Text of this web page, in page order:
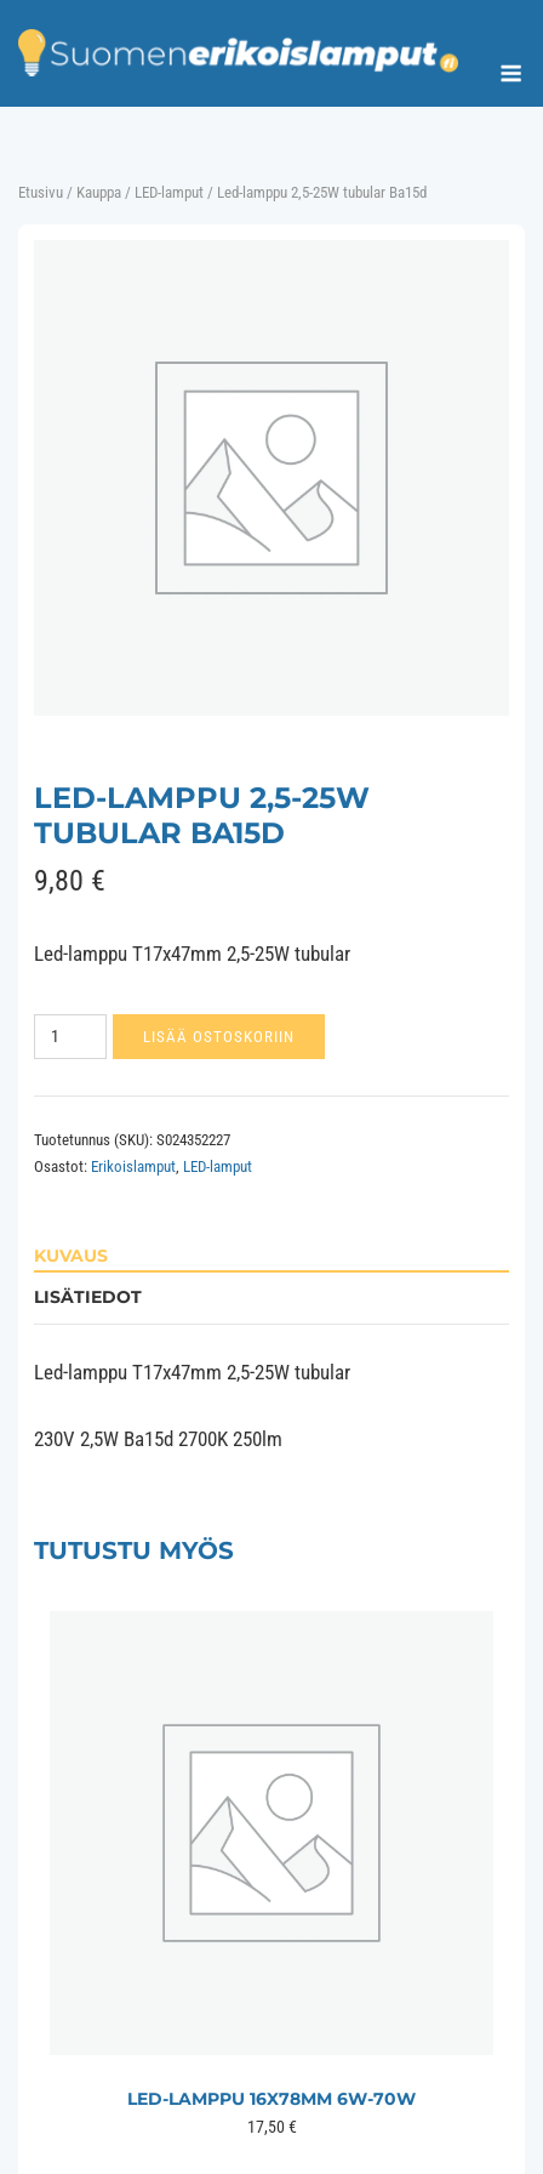
content
Etusivu / Kauppa / LED-lamput / Led-lamppu 2,5-25W tubular Ba15d
LED-LAMPPU 2,5-25W
TUBULAR BA15D
9,80 €
Led-lamppu T17x47mm 2,5-25W tubular
Led-
lamppu
tubular
Ba15d
LISÄÄ OSTOSKORIIN
Tuotetunnus (SKU): S024352227
Osastot: Erikoislamput, LED-lamput
KUVAUS
LISÄTIEDOT
Led-lamppu T17x47mm 2,5-25W tubular
230V 2,5W Ba15d 2700K 250lm
TUTUSTU MYÖS
LED-LAMPPU 16X78MM 6W-70W
17,50€